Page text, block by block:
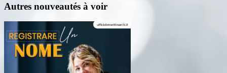
Autres nouveautés à voir